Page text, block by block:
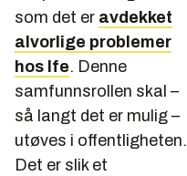
som det er avdekket
alvorlige problemer
hos Ife. Denne
samfunnsrollen skal –
så langt det er mulig –
utøves i offentligheten.
Det er slik et